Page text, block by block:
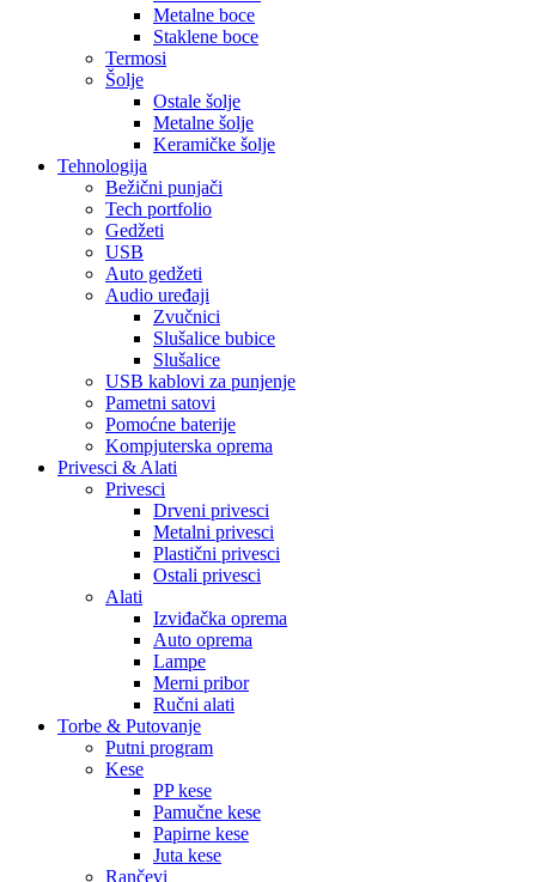
Metalne boce
Staklene boce
Termosi
Šolje
Ostale šolje
Metalne šolje
Keramičke šolje
Tehnologija
Bežični punjači
Tech portfolio
Gedžeti
USB
Auto gedžeti
Audio uređaji
Zvučnici
Slušalice bubice
Slušalice
USB kablovi za punjenje
Pametni satovi
Pomoćne baterije
Kompjuterska oprema
Privesci & Alati
Privesci
Drveni privesci
Metalni privesci
Plastični privesci
Ostali privesci
Alati
Izviđačka oprema
Auto oprema
Lampe
Merni pribor
Ručni alati
Torbe & Putovanje
Putni program
Kese
PP kese
Pamučne kese
Papirne kese
Juta kese
Rančevi